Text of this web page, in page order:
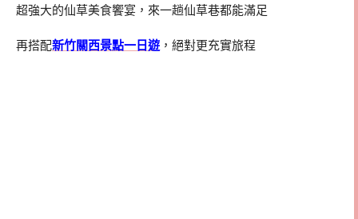
超強大的仙草美食饗宴，來一趟仙草巷都能滿足
再搭配新竹關西景點一日遊 ，絕對更充實旅程